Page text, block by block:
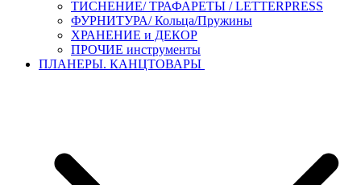
ТИСНЕНИЕ/ ТРАФАРЕТЫ / LETTERPRESS
ФУРНИТУРА/ Кольца/Пружины
ХРАНЕНИЕ и ДЕКОР
ПРОЧИЕ инструменты
ПЛАНЕРЫ. КАНЦТОВАРЫ